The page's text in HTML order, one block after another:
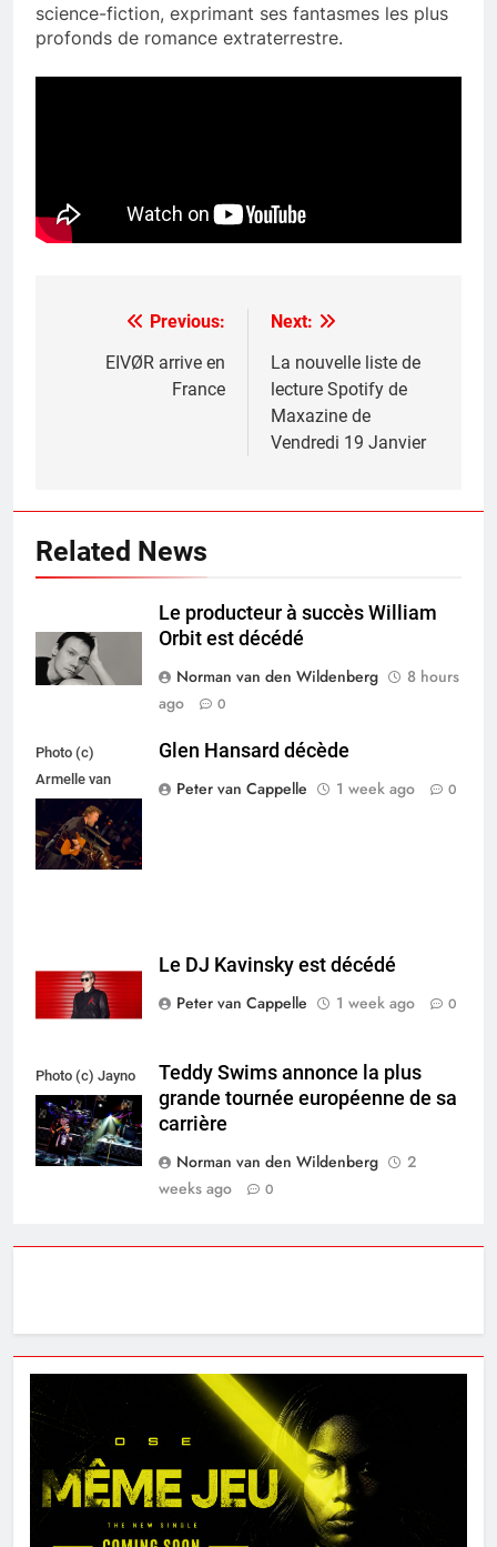
science-fiction, exprimant ses fantasmes les plus
profonds de romance extraterrestre.
navigation
Previous:
EIVØR arrive en
France
Next:
La nouvelle liste de
lecture Spotify de
Maxazine de
Vendredi 19 Janvier
Related News
Le producteur à succès William
Orbit est décédé
Norman van den Wildenberg
8 hours
ago
0
Photo (c)
Armelle van
Helden,
Maxazine.nl
Glen Hansard décède
Peter van Cappelle
1 week ago 0
Le DJ Kavinsky est décédé
Peter van Cappelle
1 week ago 0
Photo (c) Jayno
Berkhoudt
Teddy Swims annonce la plus
grande tournée européenne de sa
carrière
Norman van den Wildenberg
2
weeks ago
0